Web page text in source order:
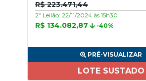
R$ 223.471,44
2º Leilão: 22/11/2024 às 15h30
R$ 134.082,87 -40%
PRÉ-VISUALIZAR
LOTE SUSTADO